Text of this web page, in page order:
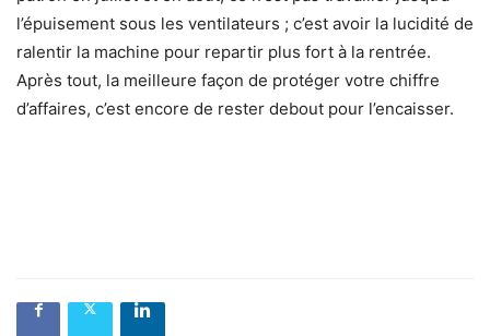
l’épuisement sous les ventilateurs ; c’est avoir la lucidité de
ralentir la machine pour repartir plus fort à la rentrée.
Après tout, la meilleure façon de protéger votre chiffre
d’affaires, c’est encore de rester debout pour l’encaisser.